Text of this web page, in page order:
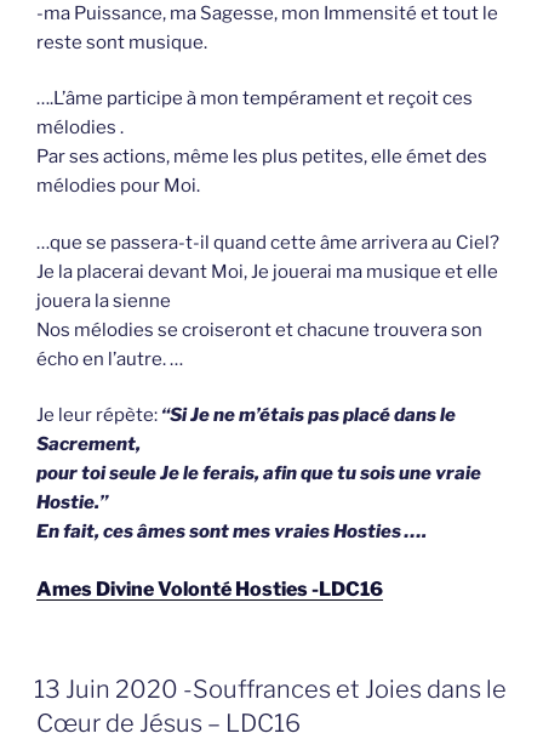
-ma Puissance, ma Sagesse, mon Immensité et tout le
reste sont musique.
….L’âme participe à mon tempérament et reçoit ces
mélodies .
Par ses actions, même les plus petites, elle émet des
mélodies pour Moi.
…que se passera-t-il quand cette âme arrivera au Ciel?
Je la placerai devant Moi, Je jouerai ma musique et elle
jouera la sienne
Nos mélodies se croiseront et chacune trouvera son
écho en l’autre. …
Je leur répète: “Si Je ne m’étais pas placé dans le
Sacrement,
pour toi seule Je le ferais, afin que tu sois une vraie
Hostie.”
En fait, ces âmes sont mes vraies Hosties ….
Ames Divine Volonté Hosties -LDC16
GEPLAATST
OP
13 Juin 2020 -Souffrances et Joies dans le
Cœur de Jésus – LDC16